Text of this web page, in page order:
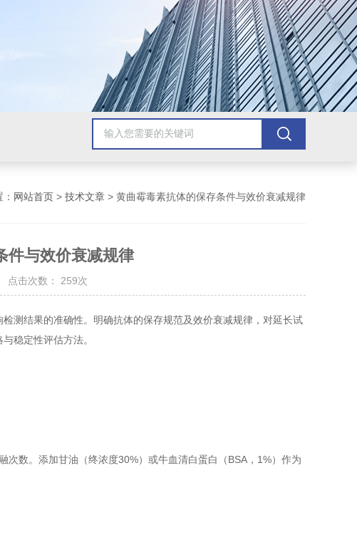
网站首页 > 技术文章 > 黄曲霉毒素抗体的保存条件与效价衰减规律
件与效价衰减规律
击次数： 259次
结果的准确性。明确抗体的保存规范及效价衰减规律，对延长试
稳定性评估方法。
。添加甘油（终浓度30%）或牛血清白蛋白（BSA，1%）作为